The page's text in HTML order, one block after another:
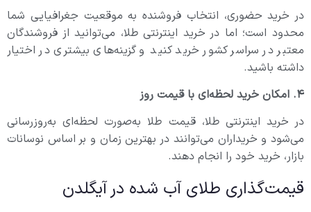
در خرید حضوری، انتخاب فروشنده به موقعیت جغرافیایی شما
محدود است؛ اما در خرید اینترنتی طلا، می‌توانید از فروشندگان
معتبر در سراسر کشور خرید کنید و گزینه‌های بیشتری در اختیار
داشته باشید.
۴. امکان خرید لحظه‌ای با قیمت روز
در خرید اینترنتی طلا، قیمت طلا به‌صورت لحظه‌ای به‌روزرسانی
می‌شود و خریداران می‌توانند در بهترین زمان و بر اساس نوسانات
بازار، خرید خود را انجام دهند.
قیمت‌گذاری طلای آب شده در آیگلدن